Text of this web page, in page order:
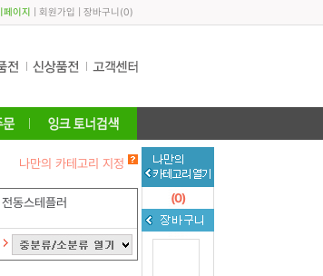
페이지 회원가입 장바구니 (0)
나만의 카테고리 지정
전동스테플러
(0)